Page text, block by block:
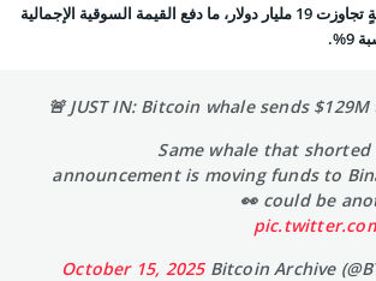
آجلةٍ لأصول رقمية بقيمةٍ تجاوزت 19 مليار دولار، ما دفع القيمة السوقية الإجمالية
🚨 JUST IN: Bitcoin whale sends
Same whale that
announcement is moving funds to
could be
October 15, 2025